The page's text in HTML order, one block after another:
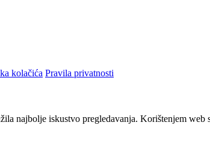
kolačića Pravila privatnosti
najbolje iskustvo pregledavanja. Korištenjem